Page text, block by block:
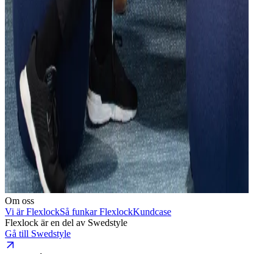
Om oss
Vi är FlexlockSå funkar FlexlockKundcase
Flexlock är en del av Swedstyle
Gå till Swedstyle